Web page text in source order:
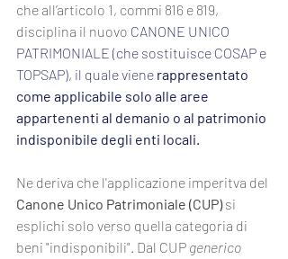
che all’articolo 1, commi 816 e 819,
disciplina il nuovo CANONE UNICO
PATRIMONIALE (che sostituisce COSAP e
TOPSAP), il quale viene rappresentato
come applicabile solo alle aree
appartenenti al demanio o al patrimonio
indisponibile degli enti locali.
Ne deriva che l'applicazione imperitva del
Canone Unico Patrimoniale (CUP) si
esplichi solo verso quella categoria di
beni "indisponibili". Dal CUP generico